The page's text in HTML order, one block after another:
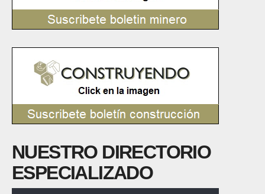
NUESTRO DIRECTORIO
ESPECIALIZADO